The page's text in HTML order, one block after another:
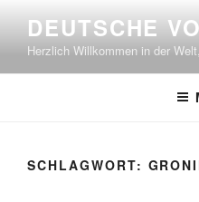
springen
DEUTSCHE
Herzlich Willkommen in der
SCHLAGWORT: